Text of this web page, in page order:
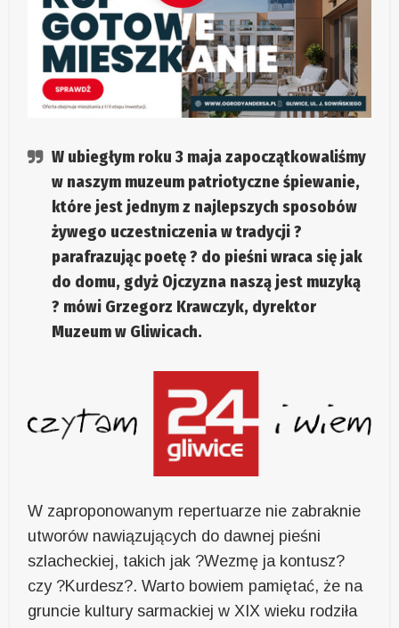
W ubiegłym roku 3 maja zapoczątkowaliśmy
w naszym muzeum patriotyczne śpiewanie,
które jest jednym z najlepszych sposobów
żywego uczestniczenia w tradycji ?
parafrazując poetę ? do pieśni wraca się jak
do domu, gdyż Ojczyzna naszą jest muzyką
? mówi Grzegorz Krawczyk, dyrektor
Muzeum w Gliwicach.
W zaproponowanym repertuarze nie zabraknie
utworów nawiązujących do dawnej pieśni
szlacheckiej, takich jak ?Wezmę ja kontusz?
czy ?Kurdesz?. Warto bowiem pamiętać, że na
gruncie kultury sarmackiej w XIX wieku rodziła